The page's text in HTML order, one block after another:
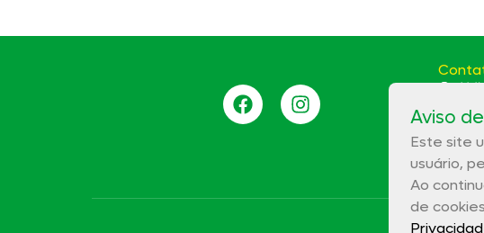
Av.
Aviso
Este site
usuário,
Ao
de